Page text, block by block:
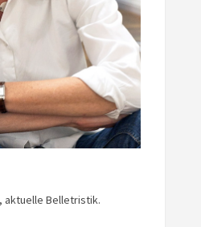
aktuelle Belletristik.